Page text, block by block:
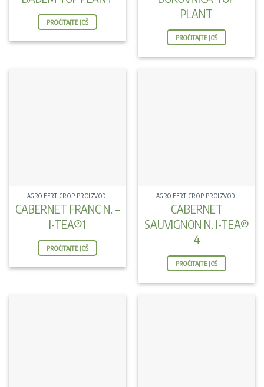
PROČITAJTE JOŠ
PLANT
PROČITAJTE JOŠ
AGRO FERTICROP PROIZVODI
CABERNET FRANC N. –
I-TEA®1
PROČITAJTE JOŠ
AGRO FERTICROP PROIZVODI
CABERNET
SAUVIGNON N. I-TEA®
4
PROČITAJTE JOŠ